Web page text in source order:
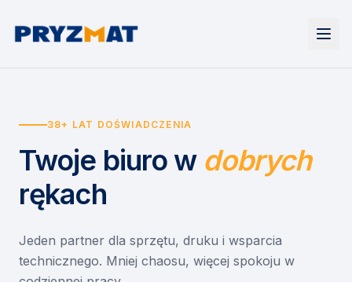
Urządzenia
Drukarki i urządzenia wielofunkcyjne
Etykiety i identyfikacja
Skanery i obieg dokumentów
Monitory interaktywne
Niszczarki dokumentów
Wynajem drukarek
Wynajem urządzeń biurowych
Asystent druku
EZD RP
Misja szkoła
Serwis
O nas
Kontakt
38+ LAT DOŚWIADCZENIA
Twoje biuro w dobrych
rękach
Jeden partner dla sprzętu, druku i wsparcia
technicznego. Mniej chaosu, więcej spokoju w